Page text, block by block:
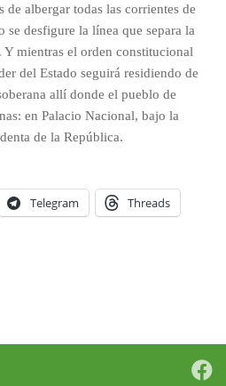
de albergar todas las corrientes de
se desfigure la línea que separa la
mientras el orden constitucional
del Estado seguirá residiendo de
allí donde el pueblo de
en Palacio Nacional, bajo la
de la República.
Telegram Threads